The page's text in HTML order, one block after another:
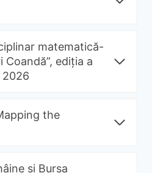
matematică-
ediția a
2026
the
și Bursa